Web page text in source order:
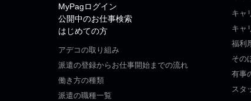
MyPagログイン
公開中のお仕事検索
はじめての方
アデコの取り組み
派遣の登録からお仕事開始までの流れ
働き方の種類
派遣の職種一覧
キャ
キャ
福利
その
有事
スタ